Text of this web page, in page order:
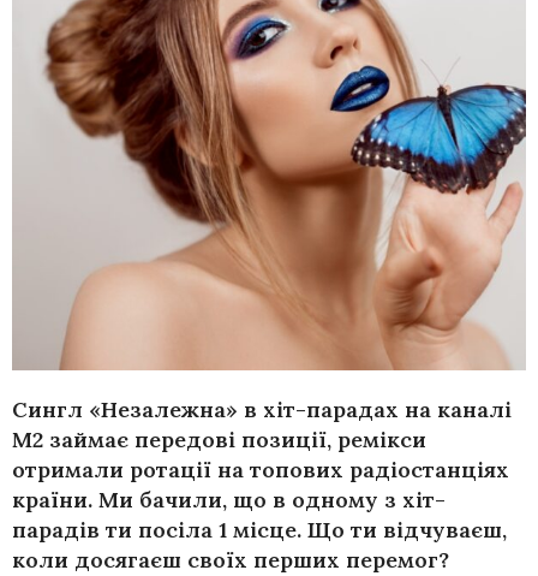
Сингл «Незалежна» в хіт-парадах на каналі
М2 займає передові позиції, ремікси
отримали ротації на топових радіостанціях
країни. Ми бачили, що в одному з хіт-
парадів ти посіла 1 місце. Що ти відчуваєш,
коли досягаєш своїх перших перемог?